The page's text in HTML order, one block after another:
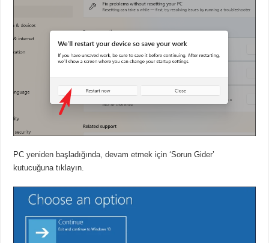
PC yeniden başladığında, devam etmek için ‘Sorun Gider’
kutucuğuna tıklayın.